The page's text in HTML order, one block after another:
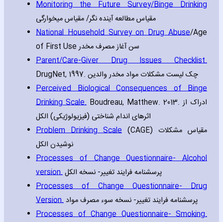
Monitoring the Future Survey/Binge Drinking
مقیاس مطالعه آینده نگر/ مقیاس میخوارگی
National Household Survey on Drug Abuse/Age
of First Use سن آغاز مصرف مخدر
Parent/Care-Giver Drug Issues Checklist.
DrugNet‚ 1997. چک لیست مشکلات مواد مخدر والدین
Perceived Biological Consequences of Binge
Drinking Scale. Boudreau‚ Matthew. 2013. ادراک از
اثرهای اندام شناختی (فیزیولوژیکی) الکل
Problem Drinking Scale (CAGE) مقیاس مشکلات
نوشیدن الکل
Processes of Change Questionnaire- Alcohol
version.پرسشنامه فرایند تغییر- نسخه الکل
Processes of Change Questionnaire- Drug
Version. پرسشنامه فرایند تغییر- نسخه سوء مصرف مواد
Processes of Change Questionnaire- Smoking.